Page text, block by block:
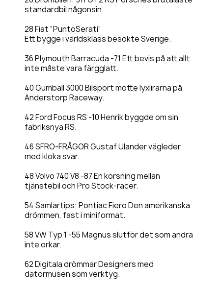
standardbil någonsin.
28 Fiat ”PuntoSerati”
Ett bygge i världsklass besökte Sverige.
36 Plymouth Barracuda -71 Ett bevis på att allt
inte måste vara färgglatt.
40 Gumball 3000 Bilsport mötte lyxlirarna på
Anderstorp Raceway.
42 Ford Focus RS -10 Henrik byggde om sin
fabriksnya RS.
46 SFRO-FRÅGOR Gustaf Ulander vägleder
med kloka svar.
48 Volvo 740 V8 -87 En korsning mellan
tjänstebil och Pro Stock-racer.
54 Samlartips: Pontiac Fiero Den amerikanska
drömmen, fast i miniformat.
58 VW Typ 1 -55 Magnus slutför det som andra
inte orkar.
62 Digitala drömmar Designers med
datormusen som verktyg.